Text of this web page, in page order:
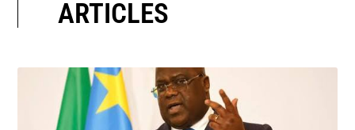
ARTICLES